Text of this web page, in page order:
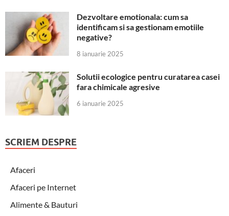
Dezvoltare emotionala: cum sa
identificam si sa gestionam emotiile
negative?
8 ianuarie 2025
Solutii ecologice pentru curatarea casei
fara chimicale agresive
6 ianuarie 2025
SCRIEM DESPRE
Afaceri
Afaceri pe Internet
Alimente & Bauturi